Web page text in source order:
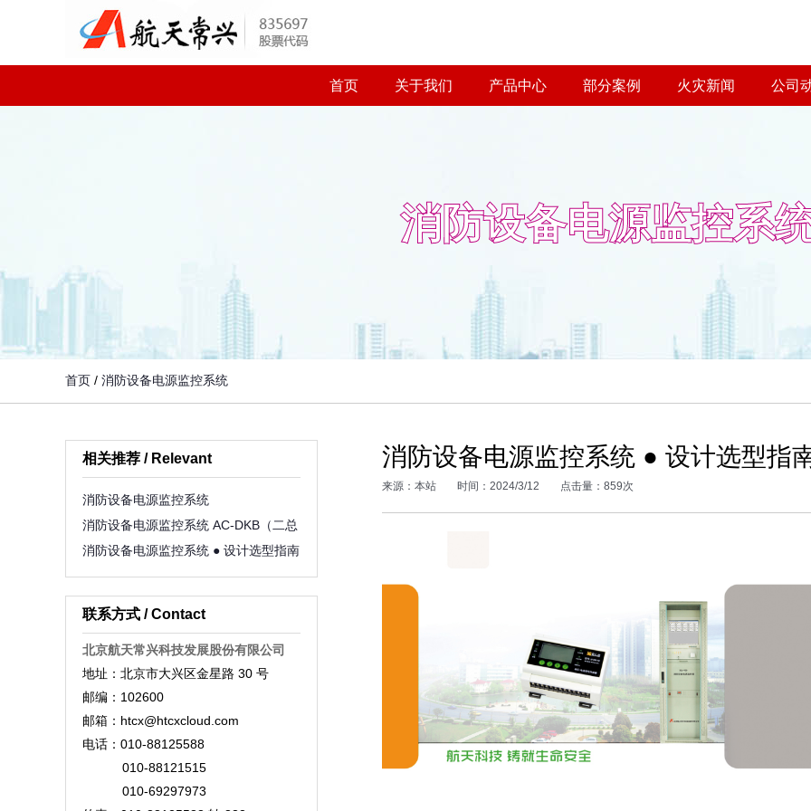
首页 关于我们 产品中心 部分案例 火灾新闻 公司
消防设备电源监控系
首页 / 消防设备电源监控系统
相关推荐 / Relevant
消防设备电源监控系统
消防设备电源监控系统 AC-DKB（二总
线）
消防设备电源监控系统 ● 设计选型指南
联系方式 / Contact
北京航天常兴科技发展股份有限公司
地址：北京市大兴区金星路 30 号
邮编：102600
邮箱：htcx@htcxcloud.com
电话：010-88125588
010-88121515
010-69297973
消防设备电源监控系统 ● 设计选型指
来源：本站 时间：2024/3/12 点击量：859次